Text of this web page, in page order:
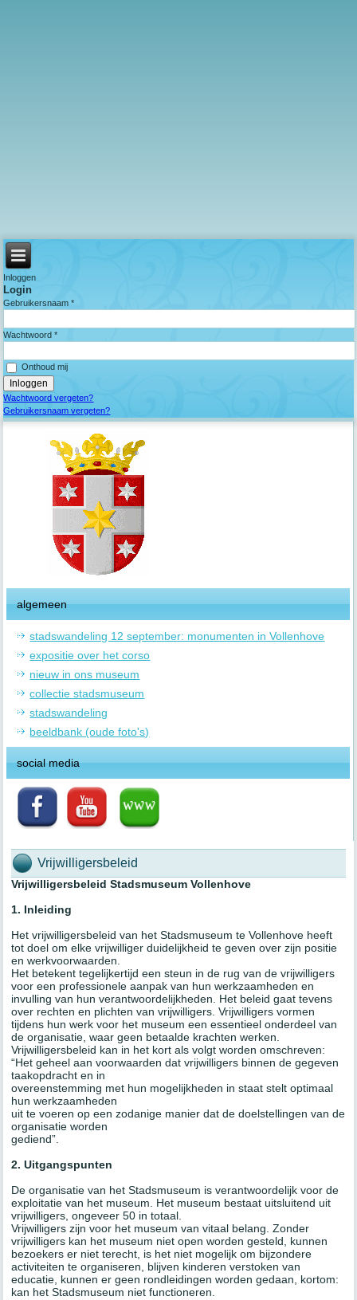
Inloggen
Login
Gebruikersnaam *
Wachtwoord *
Onthoud mij
Wachtwoord vergeten?
Gebruikersnaam vergeten?
algemeen
stadswandeling 12 september: monumenten in Vollenhove
expositie over het corso
nieuw in ons museum
collectie stadsmuseum
stadswandeling
beeldbank (oude foto's)
social media
Vrijwilligersbeleid
Vrijwilligersbeleid Stadsmuseum Vollenhove
1. Inleiding
Het vrijwilligersbeleid van het Stadsmuseum te Vollenhove heeft
tot doel om elke vrijwilliger duidelijkheid te geven over zijn positie
en werkvoorwaarden.
Het betekent tegelijkertijd een steun in de rug van de vrijwilligers
voor een professionele aanpak van hun werkzaamheden en
invulling van hun verantwoordelijkheden. Het beleid gaat tevens
over rechten en plichten van vrijwilligers. Vrijwilligers vormen
tijdens hun werk voor het museum een essentieel onderdeel van
de organisatie, waar geen betaalde krachten werken.
Vrijwilligersbeleid kan in het kort als volgt worden omschreven:
“Het geheel aan voorwaarden dat vrijwilligers binnen de gegeven
taakopdracht en in
overeenstemming met hun mogelijkheden in staat stelt optimaal
hun werkzaamheden
uit te voeren op een zodanige manier dat de doelstellingen van de
organisatie worden
gediend”.
2. Uitgangspunten
De organisatie van het Stadsmuseum is verantwoordelijk voor de
exploitatie van het museum. Het museum bestaat uitsluitend uit
vrijwilligers, ongeveer 50 in totaal.
Vrijwilligers zijn voor het museum van vitaal belang. Zonder
vrijwilligers kan het museum niet open worden gesteld, kunnen
bezoekers er niet terecht, is het niet mogelijk om bijzondere
activiteiten te organiseren, blijven kinderen verstoken van
educatie, kunnen er geen rondleidingen worden gedaan, kortom:
kan het Stadsmuseum niet functioneren.